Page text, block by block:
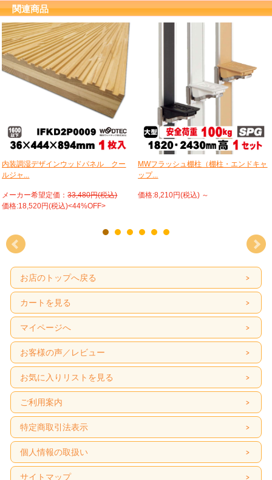
関連商品
内装調湿デザインウッドパネル クー
ルジャ...
メーカー希望定価：33,480円(税込)
価格:18,520円(税込)<44%OFF>
MWフラッシュ棚柱（棚柱・エンドキャ
ップ...
価格:8,210円(税込) ～
お店のトップへ戻る
カートを見る
マイページへ
お客様の声／レビュー
お気に入りリストを見る
ご利用案内
特定商取引法表示
個人情報の取扱い
サイトマップ